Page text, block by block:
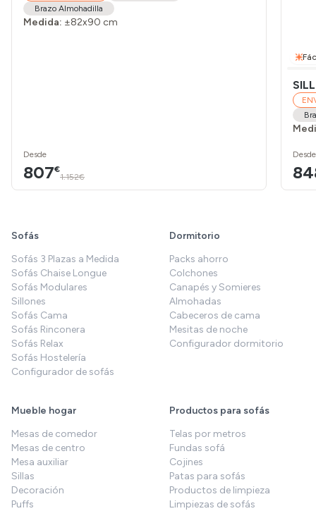
Brazo Almohadilla
Medida: ±82x90 cm
Desde
807€
1.152€
Desde
Sofás
Sofás 3 Plazas a Medida
Sofás Chaise Longue
Sofás Modulares
Sillones
Sofás Cama
Sofás Rinconera
Sofás Relax
Sofás Hostelería
Configurador de sofás
Dormitorio
Packs ahorro
Colchones
Canapés y Somieres
Almohadas
Cabeceros de cama
Mesitas de noche
Configurador dormitorio
Mueble hogar
Mesas de comedor
Mesas de centro
Mesa auxiliar
Sillas
Decoración
Puffs
Productos para sofás
Telas por metros
Fundas sofá
Cojines
Patas para sofás
Productos de limpieza
Limpiezas de sofás